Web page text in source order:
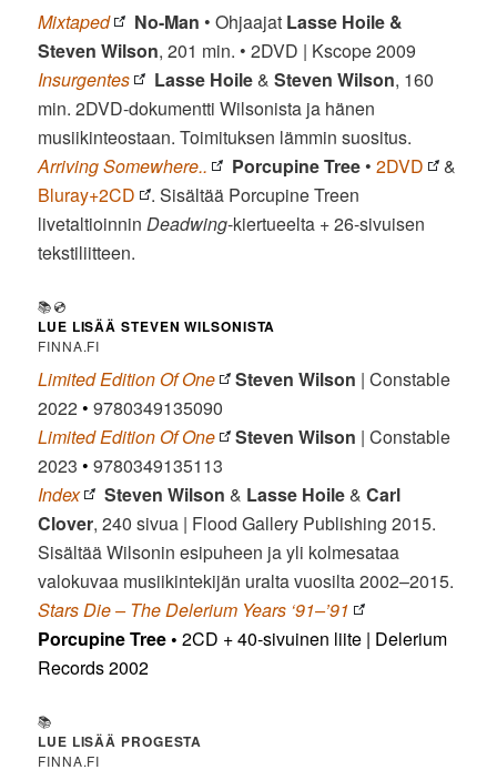
Mixtaped No-Man • Ohjaajat Lasse Hoile &
Steven Wilson, 201 min. • 2DVD | Kscope 2009
Insurgentes
Lasse Hoile&Steven Wilson, 160
min. 2DVD-dokumentti Wilsonista ja hänen
musiikinteostaan. Toimituksen lämmin suositus.
Arriving Somewhere..
Porcupine Tree •2DVD
&
Bluray+2CD
. Sisältää Porcupine Treen
livetaltioinninDeadwing-kiertueelta + 26-sivuisen
tekstiliitteen.
📚💿
LUE LISÄÄ STEVEN WILSONISTA
FINNA.FI
Limited Edition Of One Steven Wilson | Constable
2022• 9780349135090
Limited Edition Of One
Steven Wilson | Constable
2023• 9780349135113
Index
Steven Wilson & Lasse Hoile&Carl
Clover, 240 sivua | Flood Gallery Publishing 2015.
Sisältää Wilsonin esipuheen ja yli kolmesataa
valokuvaa musiikintekijän uralta vuosilta 2002–2015.
Stars Die – The Delerium Years ‘91–’91
Porcupine Tree• 2CD + 40-sivuinen liite | Delerium
Records 2002
📚
LUE LISÄÄ PROGESTA
FINNA.FI